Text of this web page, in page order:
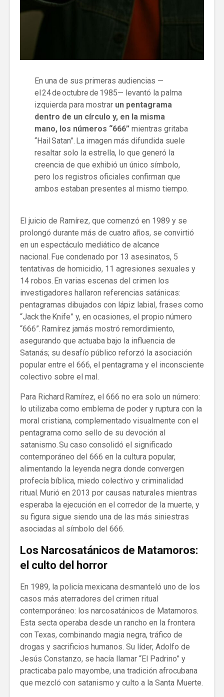
En una de sus primeras audiencias —
el 24 de octubre de 1985— levantó la palma
izquierda para mostrar un pentagrama
dentro de un círculo y, en la misma
mano, los números “666” mientras gritaba
“Hail Satan”. La imagen más difundida suele
resaltar solo la estrella, lo que generó la
creencia de que exhibió un único símbolo,
pero los registros oficiales confirman que
ambos estaban presentes al mismo tiempo.
El juicio de Ramírez, que comenzó en 1989 y se
prolongó durante más de cuatro años, se convirtió
en un espectáculo mediático de alcance
nacional. Fue condenado por 13 asesinatos, 5
tentativas de homicidio, 11 agresiones sexuales y
14 robos. En varias escenas del crimen los
investigadores hallaron referencias satánicas:
pentagramas dibujados con lápiz labial, frases como
“Jack the Knife” y, en ocasiones, el propio número
“666”. Ramírez jamás mostró remordimiento,
asegurando que actuaba bajo la influencia de
Satanás; su desafío público reforzó la asociación
popular entre el 666, el pentagrama y el inconsciente
colectivo sobre el mal.
Para Richard Ramírez, el 666 no era solo un número:
lo utilizaba como emblema de poder y ruptura con la
moral cristiana, complementado visualmente con el
pentagrama como sello de su devoción al
satanismo. Su caso consolidó el significado
contemporáneo del 666 en la cultura popular,
alimentando la leyenda negra donde convergen
profecía bíblica, miedo colectivo y criminalidad
ritual. Murió en 2013 por causas naturales mientras
esperaba la ejecución en el corredor de la muerte, y
su figura sigue siendo una de las más siniestras
asociadas al símbolo del 666.
Los Narcosatánicos de Matamoros:
el culto del horror
En 1989, la policía mexicana desmanteló uno de los
casos más aterradores del crimen ritual
contemporáneo: los narcosatánicos de Matamoros.
Esta secta operaba desde un rancho en la frontera
con Texas, combinando magia negra, tráfico de
drogas y sacrificios humanos. Su líder, Adolfo de
Jesús Constanzo, se hacía llamar “El Padrino” y
practicaba palo mayombe, una tradición afrocubana
que mezcló con satanismo y culto a la Santa Muerte.